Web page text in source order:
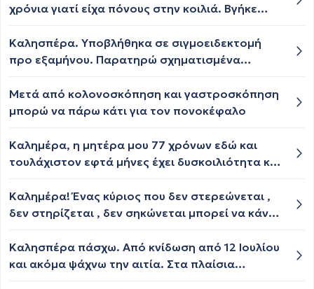
χρόνια γιατί είχα πόνους στην κοιλιά. Βγήκε
έχω συχνά υδαρή κόπρανα το πρωί και αέρια.
Πρέπει να ξανακάνω κολονοσκόπηση?
Καλησπέρα. Υποβλήθηκα σε σιγμοειδεκτομή
προ εξαμήνου. Παρατηρώ σχηματισμένα
εναλλαγή κενώσεων. Μπορεί να υπάρχει
πρόβλημα σοβαρό;
Μετά από κολονοσκόπηση και γαστροσκόπηση
μπορώ να πάρω κάτι για τον πονοκέφαλο
Καλημέρα, η μητέρα μου 77 χρόνων εδώ και
τουλάχιστον εφτά μήνες έχει δυσκοιλιότητα και
γαστρεντερολόγο πήραμε δύο διαφορετικές
αγωγές αλλά δεν είχε καμία βελτίωση. Μας
και της είπαν να κάνει κολονοσκόπηση αλλά
αρνείται πεισματικά. Εμείς φοβόμαστε μήπως
Καλημέρα! Ένας κύριος που δεν στερεώνεται ,
δεν στηρίζεται , δεν σηκώνεται μπορεί να κάνει
Καλησπέρα πάσχω. Από κνίδωση από 12 Ιουλίου
και ακόμα ψάχνω την αιτία. Στα πλαίσια